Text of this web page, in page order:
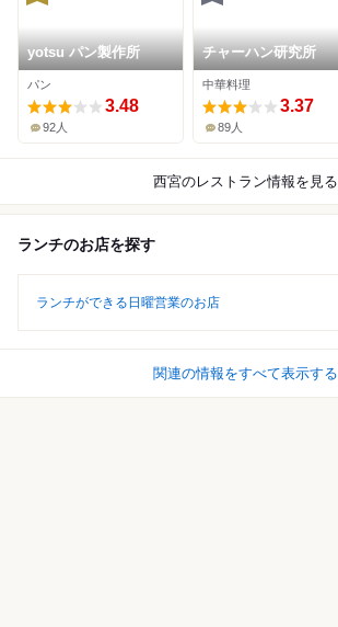
yotsu パン製作所
パン
3.48
92人
チャーハン研究所
中華料理
3.37
89人
西宮のレストラン情報を見る
ランチのお店を探す
ランチができる日曜営業のお店
関連の情報をすべて表示する